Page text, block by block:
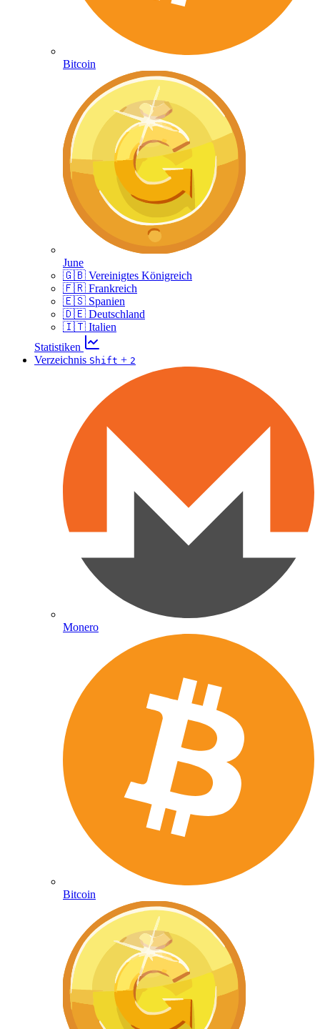
Bitcoin
June
🇬🇧 Vereinigtes Königreich
🇫🇷 Frankreich
🇪🇸 Spanien
🇩🇪 Deutschland
🇮🇹 Italien
Statistiken
Verzeichnis Shift + 2
Monero
Bitcoin